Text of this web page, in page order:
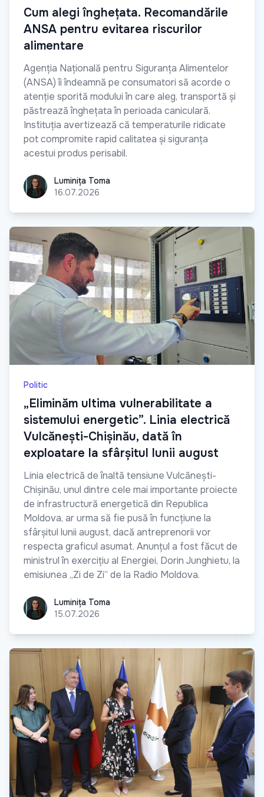
Cum alegi înghețata. Recomandările
ANSA pentru evitarea riscurilor
alimentare
Agenția Națională pentru Siguranța Alimentelor
(ANSA) îi îndeamnă pe consumatori să acorde o
atenție sporită modului în care aleg, transportă și
păstrează înghețata în perioada caniculară.
Instituția avertizează că temperaturile ridicate
pot compromite rapid calitatea și siguranța
acestui produs perisabil.
Luminița Toma
Luminița Toma
16.07.2026
Politic
„Eliminăm ultima vulnerabilitate a
sistemului energetic”. Linia electrică
Vulcănești-Chișinău, dată în
exploatare la sfârșitul lunii august
Linia electrică de înaltă tensiune Vulcănești-
Chișinău, unul dintre cele mai importante proiecte
de infrastructură energetică din Republica
Moldova, ar urma să fie pusă în funcțiune la
sfârșitul lunii august, dacă antreprenorii vor
respecta graficul asumat. Anunțul a fost făcut de
ministrul în exercițiu al Energiei, Dorin Junghietu, la
emisiunea „Zi de Zi” de la Radio Moldova.
Luminița Toma
Luminița Toma
15.07.2026